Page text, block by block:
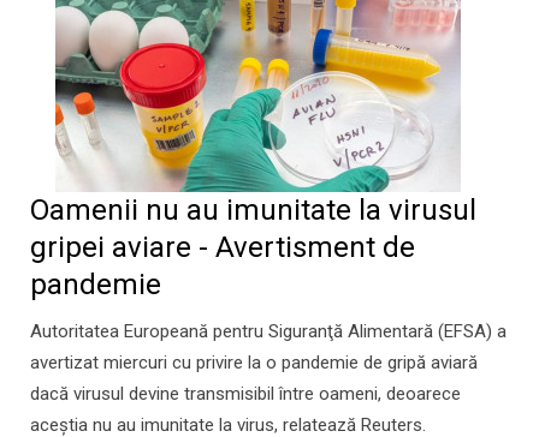
Oamenii nu au imunitate la virusul
gripei aviare - Avertisment de
pandemie
Autoritatea Europeană pentru Siguranţă Alimentară (EFSA) a
avertizat miercuri cu privire la o pandemie de gripă aviară
dacă virusul devine transmisibil între oameni, deoarece
aceştia nu au imunitate la virus, relatează Reuters.